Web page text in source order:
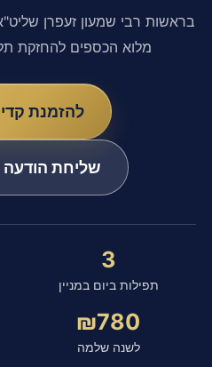
בראשות רבי שמעון זעפרן
מלוא הכספים להחזקת
להזמנת
שליחת הודעה
3
תפילות ביום במניין
₪780
לשנה שלמה